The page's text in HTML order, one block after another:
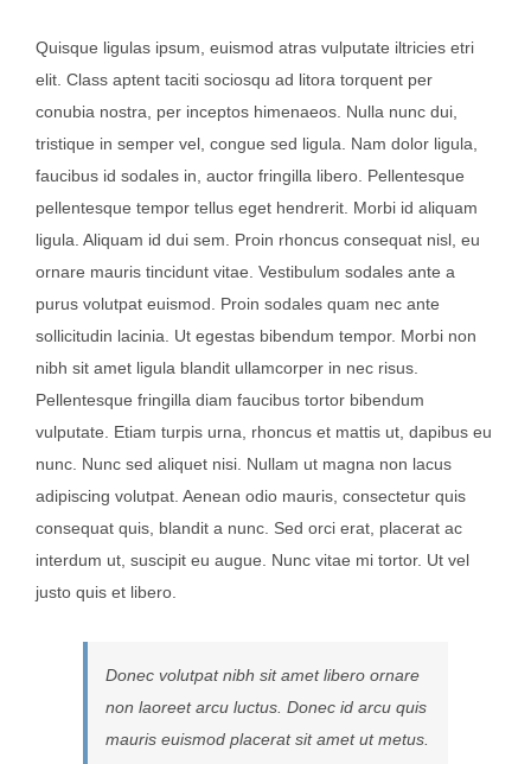
Quisque ligulas ipsum, euismod atras vulputate iltricies etri
elit. Class aptent taciti sociosqu ad litora torquent per
conubia nostra, per inceptos himenaeos. Nulla nunc dui,
tristique in semper vel, congue sed ligula. Nam dolor ligula,
faucibus id sodales in, auctor fringilla libero. Pellentesque
pellentesque tempor tellus eget hendrerit. Morbi id aliquam
ligula. Aliquam id dui sem. Proin rhoncus consequat nisl, eu
ornare mauris tincidunt vitae. Vestibulum sodales ante a
purus volutpat euismod. Proin sodales quam nec ante
sollicitudin lacinia. Ut egestas bibendum tempor. Morbi non
nibh sit amet ligula blandit ullamcorper in nec risus.
Pellentesque fringilla diam faucibus tortor bibendum
vulputate. Etiam turpis urna, rhoncus et mattis ut, dapibus eu
nunc. Nunc sed aliquet nisi. Nullam ut magna non lacus
adipiscing volutpat. Aenean odio mauris, consectetur quis
consequat quis, blandit a nunc. Sed orci erat, placerat ac
interdum ut, suscipit eu augue. Nunc vitae mi tortor. Ut vel
justo quis et libero.
Donec volutpat nibh sit amet libero ornare
non laoreet arcu luctus. Donec id arcu quis
mauris euismod placerat sit amet ut metus.